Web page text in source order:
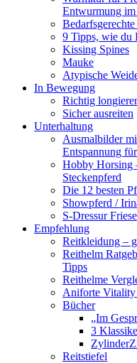
Entwurmung
9 Tipps, wie du
Kissing Spines
Mauke
Atypische
In Bewegung
Richtig
Sicher ausreiten
Unterhaltung
Ausmalbilder
Entspannung
Hobby Horsing
Steckenpferd
Die 12 besten
Showpferd /
S-Dressur Friese
Empfehlung
Reitkleidung –
Reithelm
Tipps
Reithelme
Aniforte Vitality
Bücher
„Im
3
Reitstiefel